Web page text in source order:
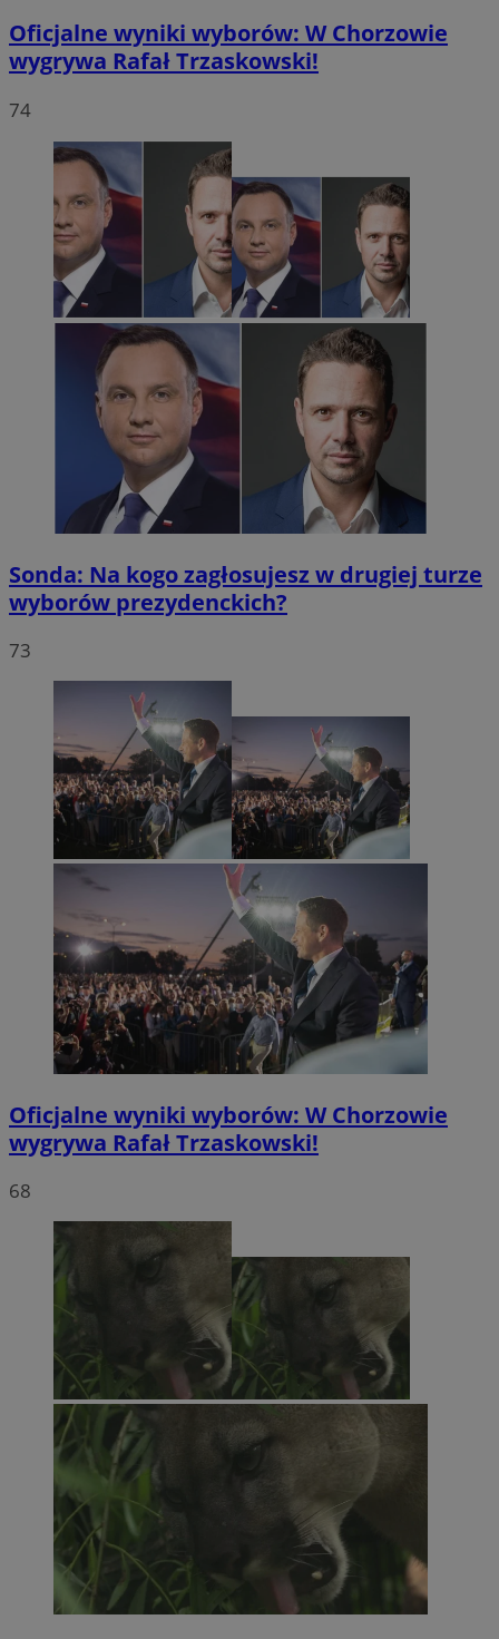
Oficjalne wyniki wyborów: W Chorzowie
wygrywa Rafał Trzaskowski!
74
Sonda: Na kogo zagłosujesz w drugiej turze
wyborów prezydenckich?
73
Oficjalne wyniki wyborów: W Chorzowie
wygrywa Rafał Trzaskowski!
68